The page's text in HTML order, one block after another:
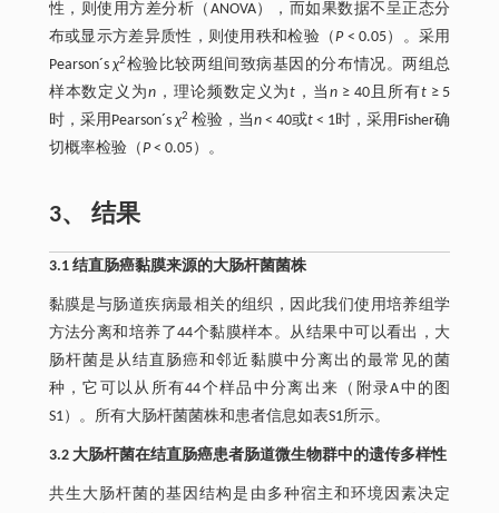
性，则使用方差分析（ANOVA），而如果数据不呈正态分
布或显示方差异质性，则使用秩和检验（P< 0.05）。采用
Pearson´sχ2检验比较两组间致病基因的分布情况。两组总
样本数定义为n ，理论频数定义为t ，当n ≥ 40且所有t≥ 5
时，采用Pearson´s χ2 检验，当n< 40或t < 1时，采用Fisher确
切概率检验（P< 0.05）。
3、 结果
3.1 结直肠癌黏膜来源的大肠杆菌菌株
黏膜是与肠道疾病最相关的组织，因此我们使用培养组学
方法分离和培养了44个黏膜样本。从结果中可以看出，大
肠杆菌是从结直肠癌和邻近黏膜中分离出的最常见的菌
种，它可以从所有44个样品中分离出来（附录A中的图
S1）。所有大肠杆菌菌株和患者信息如表S1所示。
3.2 大肠杆菌在结直肠癌患者肠道微生物群中的遗传多样性
共生大肠杆菌的基因结构是由多种宿主和环境因素决定